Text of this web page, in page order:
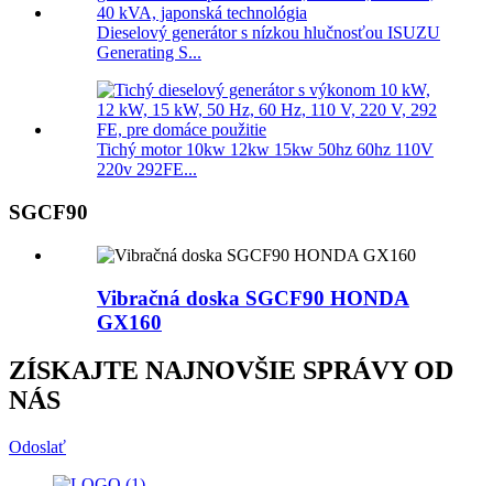
Dieselový generátor s nízkou hlučnosťou ISUZU
Generating S...
Tichý motor 10kw 12kw 15kw 50hz 60hz 110V
220v 292FE...
SGCF90
Vibračná doska SGCF90 HONDA
GX160
ZÍSKAJTE NAJNOVŠIE SPRÁVY OD
NÁS
Odoslať